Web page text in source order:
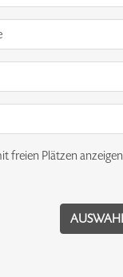
freien Plätzen anzeigen